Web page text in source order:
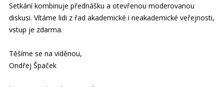
Setkání kombinuje přednášku a otevřenou moderovanou
diskusi. Vítáme lidi z řad akademické i neakademické veřejnosti,
vstup je zdarma.
Těšíme se na viděnou,
Ondřej Špaček